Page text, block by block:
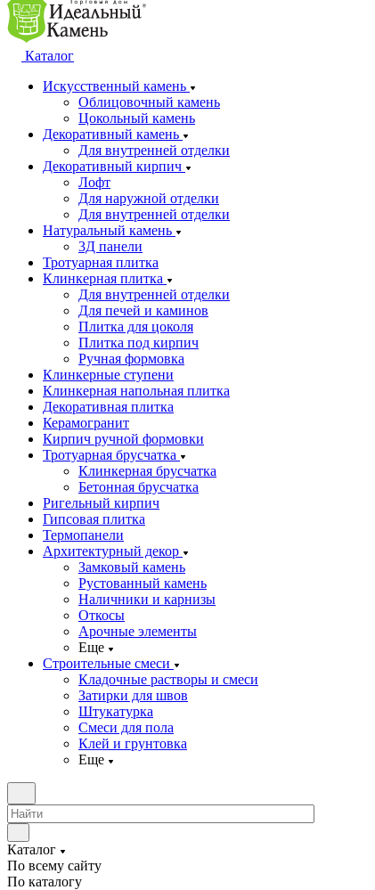
Каталог
Искусственный камень
Облицовочный камень
Цокольный камень
Декоративный камень
Для внутренней отделки
Декоративный кирпич
Лофт
Для наружной отделки
Для внутренней отделки
Натуральный камень
3Д панели
Тротуарная плитка
Клинкерная плитка
Для внутренней отделки
Для печей и каминов
Плитка для цоколя
Плитка под кирпич
Ручная формовка
Клинкерные ступени
Клинкерная напольная плитка
Декоративная плитка
Керамогранит
Кирпич ручной формовки
Тротуарная брусчатка
Клинкерная брусчатка
Бетонная брусчатка
Ригельный кирпич
Гипсовая плитка
Термопанели
Архитектурный декор
Замковый камень
Рустованный камень
Наличники и карнизы
Откосы
Арочные элементы
Еще
Строительные смеси
Кладочные растворы и смеси
Затирки для швов
Штукатурка
Смеси для пола
Клей и грунтовка
Еще
Каталог
По всему сайту
По каталогу